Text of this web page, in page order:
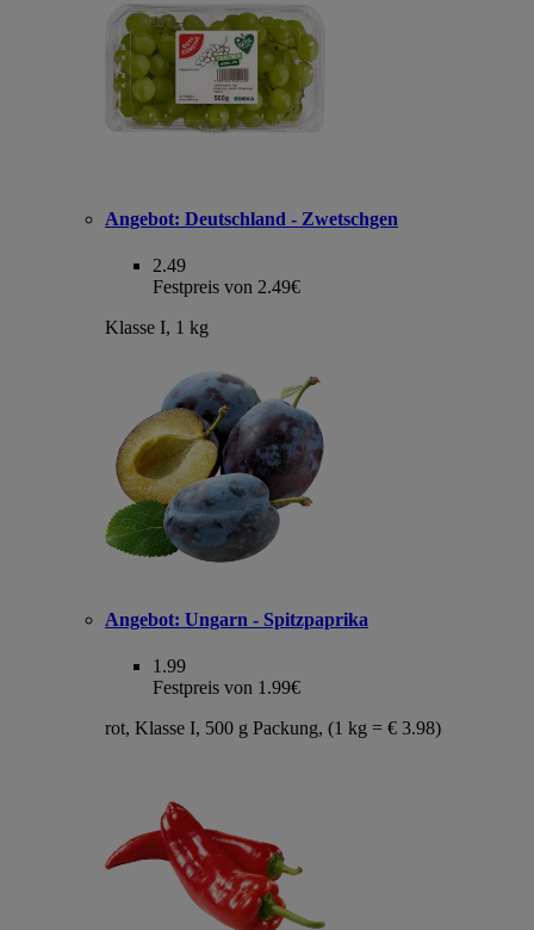
Angebot: Deutschland - Zwetschgen
2.49
Festpreis von 2.49€
Klasse I, 1 kg
Angebot: Ungarn - Spitzpaprika
1.99
Festpreis von 1.99€
rot, Klasse I, 500 g Packung, (1 kg = € 3.98)